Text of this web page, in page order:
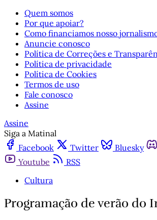
Quem somos
Por que apoiar?
Como financiamos nosso
Anuncie conosco
Política de Correções e
Política de privacidade
Política de Cookies
Termos de uso
Fale conosco
Assine
Assine
Siga a Matinal
Facebook
Twitter Bluesky
Youtube
RSS
Cultura
Programação de verão